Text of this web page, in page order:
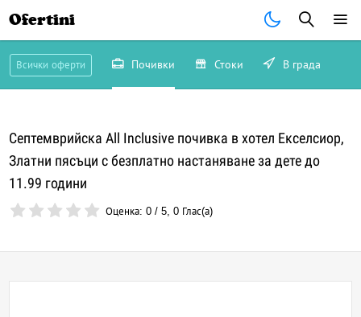
Ofertini
Всички оферти Почивки Стоки В града
Септемврийска All Inclusive почивка в хотел Екселсиор,
Златни пясъци с безплатно настаняване за дете до
11.99 години
Оценка:0 /5,0 Глас(а)